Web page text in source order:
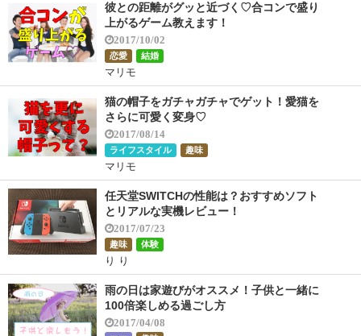
彼との距離がグッと近づく♡合コンで盛り
上がるゲーム教えます！
2017/10/02
恋愛 結婚
マリモ
猫の帽子をガチャガチャでゲット！愛猫を
さらに可愛く変身♡
2017/08/14
ライフスタイル 趣味
マリモ
任天堂SWITCHの性能は？おすすめソフト
とリアルな実機レビュー！
2017/07/23
趣味 体験
り り
雨の日は家遊びがオススメ！子供と一緒に
100倍楽しめる過ごし方
2017/04/08